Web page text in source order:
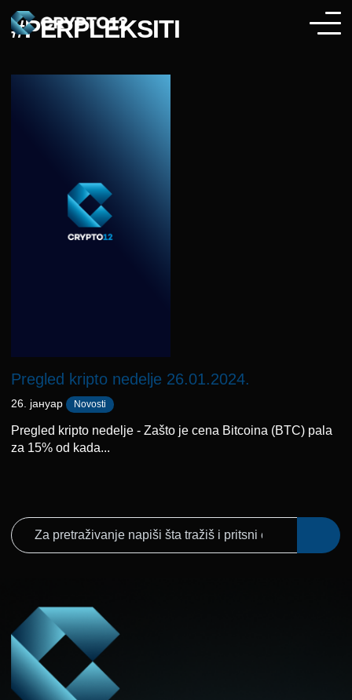
#PERPLEKSITI
Pregled kripto nedelje 26.01.2024.
26. јануар Novosti
Pregled kripto nedelje - Zašto je cena Bitcoina (BTC) pala
za 15% od kada...